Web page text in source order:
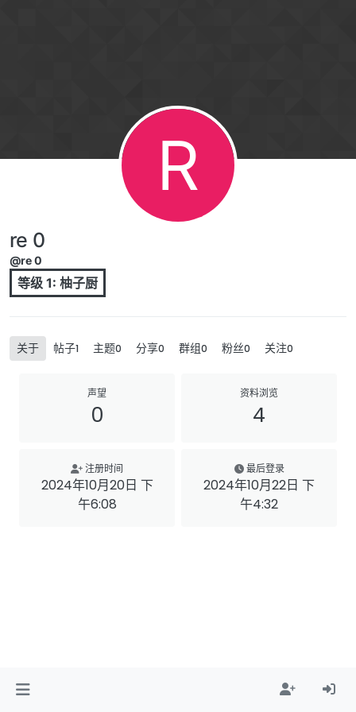
R
re 0
@re 0
等级 1: 柚子厨
关于 帖子1 主题0 分享0 群组0 粉丝0 关注0
声望
0
资料浏览
4
注册时间
2024年10月20日 下
午6:08
最后登录
2024年10月22日 下
午4:32